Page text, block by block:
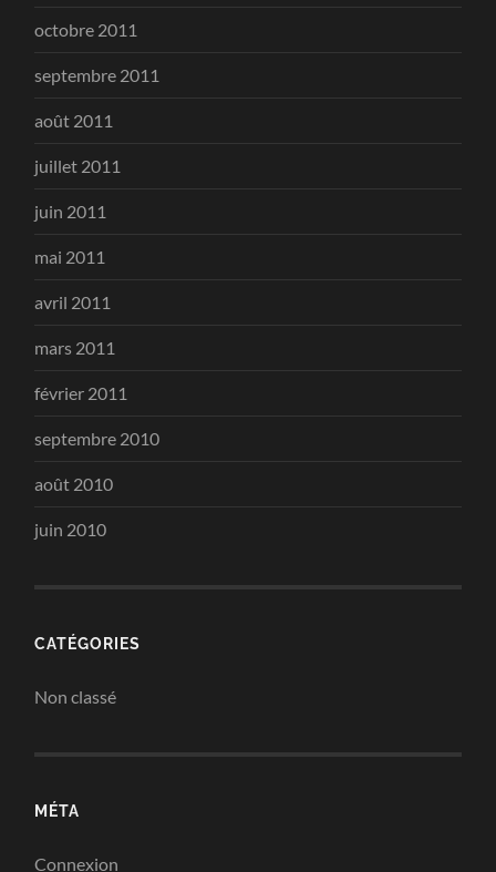
octobre 2011
septembre 2011
août 2011
juillet 2011
juin 2011
mai 2011
avril 2011
mars 2011
février 2011
septembre 2010
août 2010
juin 2010
CATÉGORIES
Non classé
MÉTA
Connexion